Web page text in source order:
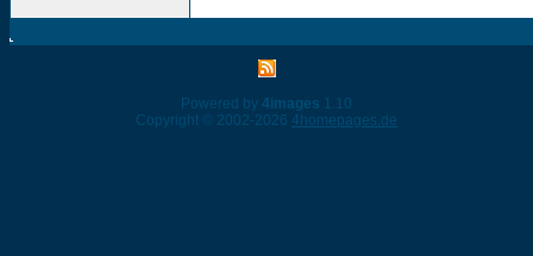
Powered by 4images 1.10
Copyright © 2002-2026 4homepages.de